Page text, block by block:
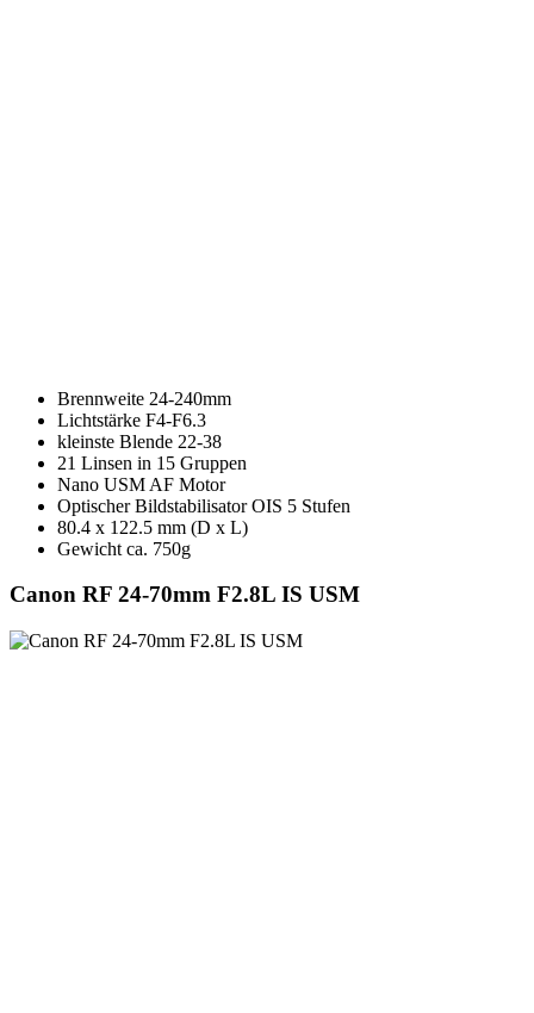
Brennweite 24-240mm
Lichtstärke F4-F6.3
kleinste Blende 22-38
21 Linsen in 15 Gruppen
Nano USM AF Motor
Optischer Bildstabilisator OIS 5 Stufen
80.4 x 122.5 mm (D x L)
Gewicht ca. 750g
Canon RF 24-70mm F2.8L IS USM